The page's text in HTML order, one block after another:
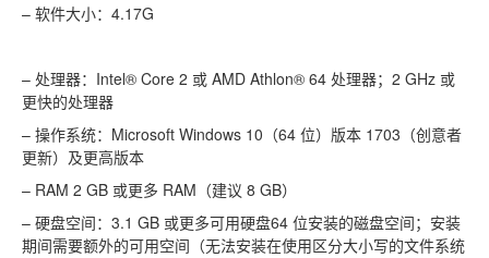
– 软件大小：4.17G
– 处理器：Intel® Core 2 或 AMD Athlon® 64 处理器；2 GHz 或
更快的处理器
– 操作系统：Microsoft Windows 10（64 位）版本 1703（创意者
更新）及更高版本
– RAM 2 GB 或更多 RAM（建议 8 GB）
– 硬盘空间：3.1 GB 或更多可用硬盘64 位安装的磁盘空间；安装
期间需要额外的可用空间（无法安装在使用区分大小写的文件系统